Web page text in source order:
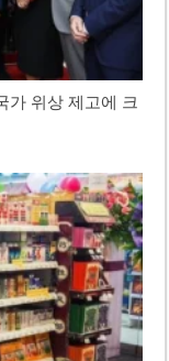
가 위상 제고에 크